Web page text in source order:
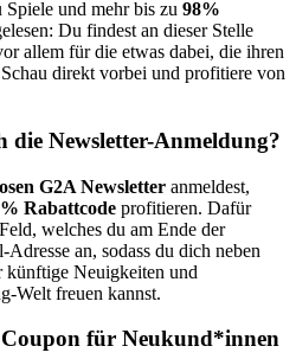
und mehr bis zu 98%
Du findest an dieser Stelle
allem für die etwas dabei, die ihren
direkt vorbei und profitiere von
die Newsletter-Anmeldung?
G2A Newsletter anmeldest,
Rabattcode profitieren. Dafür
welches du am Ende der
an, sodass du dich neben
künftige Neuigkeiten und
Welt freuen kannst.
Coupon für Neukund*innen